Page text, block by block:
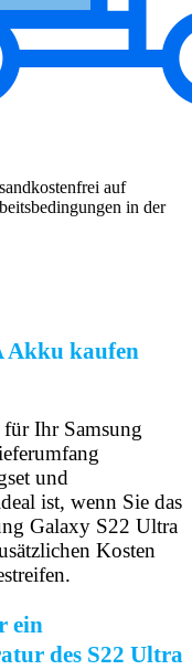
auf
in der
Akku kaufen
Ihr Samsung
und
ist, wenn Sie das
Galaxy S22 Ultra
Kosten
ein
des S22 Ultra